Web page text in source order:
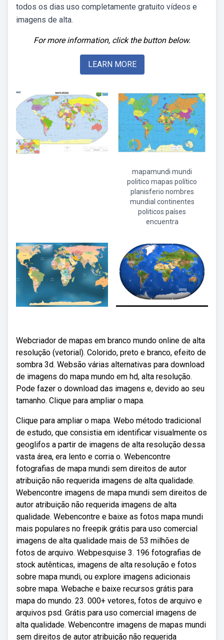
todos os dias uso completamente gratuito vídeos e
imagens de alta.
For more information, click the button below.
LEARN MORE
mapamundi mundi
politico mapas político
planisferio nombres
mundial continentes
politicos países
encuentra
Webcriador de mapas em branco mundo online de alta
resolução (vetorial). Colorido, preto e branco, efeito de
sombra 3d. Websão várias alternativas para download
de imagens do mapa mundo em hd, alta resolução.
Pode fazer o download das imagens e, devido ao seu
tamanho. Clique para ampliar o mapa.
Clique para ampliar o mapa. Webo método tradicional
de estudo, que consistia em identificar visualmente os
geoglifos a partir de imagens de alta resolução dessa
vasta área, era lento e corria o. Webencontre
fotografias de mapa mundi sem direitos de autor
atribuição não requerida imagens de alta qualidade.
Webencontre imagens de mapa mundi sem direitos de
autor atribuição não requerida imagens de alta
qualidade. Webencontre e baixe as fotos mapa mundi
mais populares no freepik grátis para uso comercial
imagens de alta qualidade mais de 53 milhões de
fotos de arquivo. Webpesquise 3. 196 fotografias de
stock autênticas, imagens de alta resolução e fotos
sobre mapa mundi, ou explore imagens adicionais
sobre mapa. Webache e baixe recursos grátis para
mapa do mundo. 23. 000+ vetores, fotos de arquivo e
arquivos psd. Grátis para uso comercial imagens de
alta qualidade. Webencontre imagens de mapas mundi
sem direitos de autor atribuição não requerida